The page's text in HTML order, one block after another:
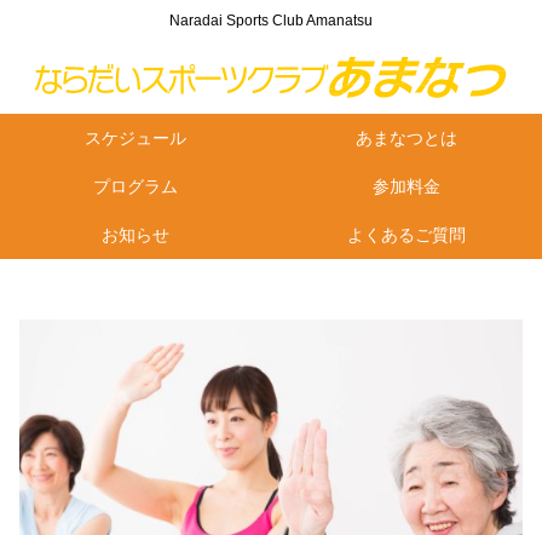
Naradai Sports Club Amanatsu
スケジュール あまなつとは
プログラム 参加料金
お知らせ よくあるご質問